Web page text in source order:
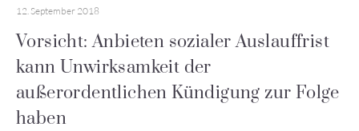
12. September 2018
Vorsicht: Anbieten sozialer Auslauffrist
kann Unwirksamkeit der
außerordentlichen Kündigung zur Folge
haben